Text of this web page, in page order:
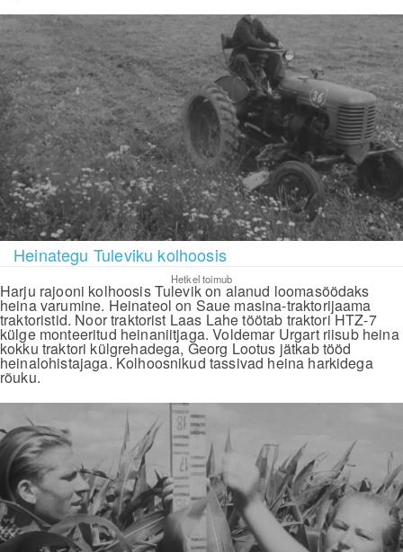
Heinategu Tuleviku kolhoosis
Hetkel toimub
Harju rajooni kolhoosis Tulevik on alanud loomasöödaks
heina varumine. Heinateol on Saue masina-traktorijaama
traktoristid. Noor traktorist Laas Lahe töötab traktori HTZ-7
külge monteeritud heinaniitjaga. Voldemar Urgart riisub heina
kokku traktori külgrehadega, Georg Lootus jätkab tööd
heinalohistajaga. Kolhoosnikud tassivad heina harkidega
rõuku.